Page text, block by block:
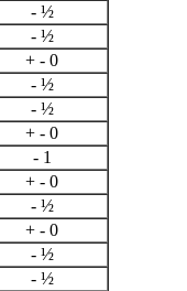
- ½
- ½
+ - 0
- ½
- ½
+ - 0
- 1
+ - 0
- ½
+ - 0
- ½
- ½